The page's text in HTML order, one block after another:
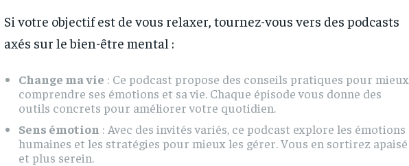
Si votre objectif est de vous relaxer, tournez-vous vers des podcasts
axés sur le bien-être mental :
Change ma vie : Ce podcast propose des conseils pratiques pour mieux
comprendre ses émotions et sa vie. Chaque épisode vous donne des
outils concrets pour améliorer votre quotidien.
Sens émotion : Avec des invités variés, ce podcast explore les émotions
humaines et les stratégies pour mieux les gérer. Vous en sortirez apaisé
et plus serein.